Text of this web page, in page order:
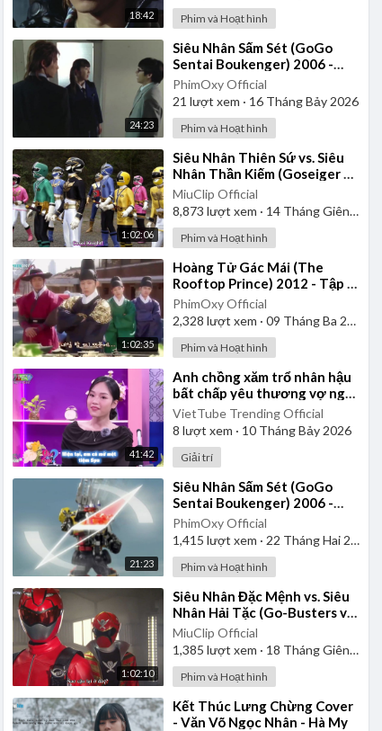
18:42 Phim và Hoạt hình
24:23
⁣Siêu Nhân Sấm Sét (GoGo
Sentai Boukenger) 2006 -
Tập 32 | Thuyết Minh
PhimOxy Official
21 lượt xem · 16 Tháng Bảy 2026
Phim và Hoạt hình
1:02:06
⁣Siêu Nhân Thiên Sứ vs. Siêu
Nhân Thần Kiếm (Goseiger vs.
Shinkenger) | Vietsub
MiuClip Official
8,873 lượt xem · 14 Tháng Giêng 2025
Phim và Hoạt hình
1:02:35
⁣Hoàng Tử Gác Mái (The
Rooftop Prince) 2012 - Tập 1
| Lồng Tiếng
PhimOxy Official
2,328 lượt xem · 09 Tháng Ba 2025
Phim và Hoạt hình
41:42
⁣Anh chồng xăm trổ nhân hậu
bất chấp yêu thương vợ ngồi
xe lăn cả đời | Yêu Là Cưới
VietTube Trending Official
8 lượt xem · 10 Tháng Bảy 2026
Giải trí
21:23
⁣Siêu Nhân Sấm Sét (GoGo
Sentai Boukenger) 2006 -
Tập 2 | Thuyết Minh
PhimOxy Official
1,415 lượt xem · 22 Tháng Hai 2025
Phim và Hoạt hình
1:02:10
⁣Siêu Nhân Đặc Mệnh vs. Siêu
Nhân Hải Tặc (Go-Busters vs.
Gokaiger) | Vietsub
MiuClip Official
1,385 lượt xem · 18 Tháng Giêng 2025
Phim và Hoạt hình
⁣Kết Thúc Lưng Chừng Cover
- Văn Võ Ngọc Nhân - Hà My